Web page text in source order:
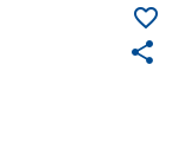
share
favorite_border